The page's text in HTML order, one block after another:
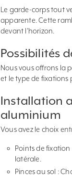
Le garde-corps tout
apparente. Cette
devant l’horizon.
Possibilités
Nous vous offrons la
et le type de fixations
Installation
aluminium
Vous avez le choix
Points de
latérale.
Pinces au sol :